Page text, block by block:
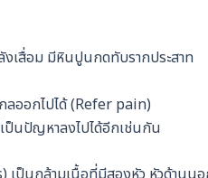
งเสื่อม มีหินปูนกดทับรากประสาท
ลออกไปได้ (Refer pain)
ป็นปัญหาลงไปได้อีกเช่นกัน